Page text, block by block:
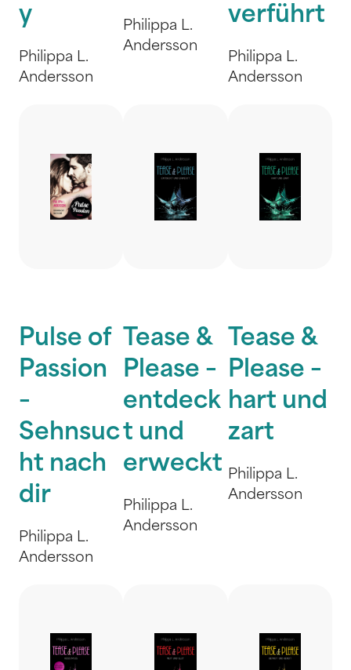
y
Philippa L.
Andersson
Philippa L.
Andersson
verführt
Philippa L.
Andersson
Pulse of
Passion
–
Sehnsuc
ht nach
dir
Philippa L.
Andersson
Tease &
Please –
entdeck
t und
erweckt
Philippa L.
Andersson
Tease &
Please –
hart und
zart
Philippa L.
Andersson